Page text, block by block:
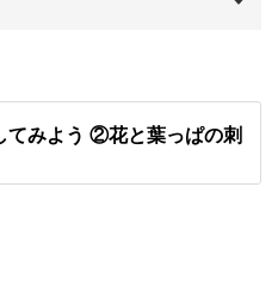
セットする
てみよう ②花と葉っぱの刺